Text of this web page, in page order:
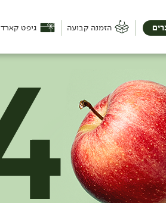
הזמנה קבועה גיפט קארד